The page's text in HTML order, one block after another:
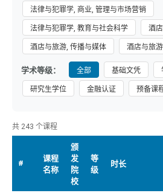
法律与犯罪学, 商业, 管理与市场营销
法律与犯罪学, 教育与社会科学 酒
酒店与旅游, 传播与媒体 酒店与旅
学术等级： 全部 基础文凭
研究生学位 金融认证 预备课
共 243 个课程
#
课程
名称
颁
发
院
校
等
级
时长